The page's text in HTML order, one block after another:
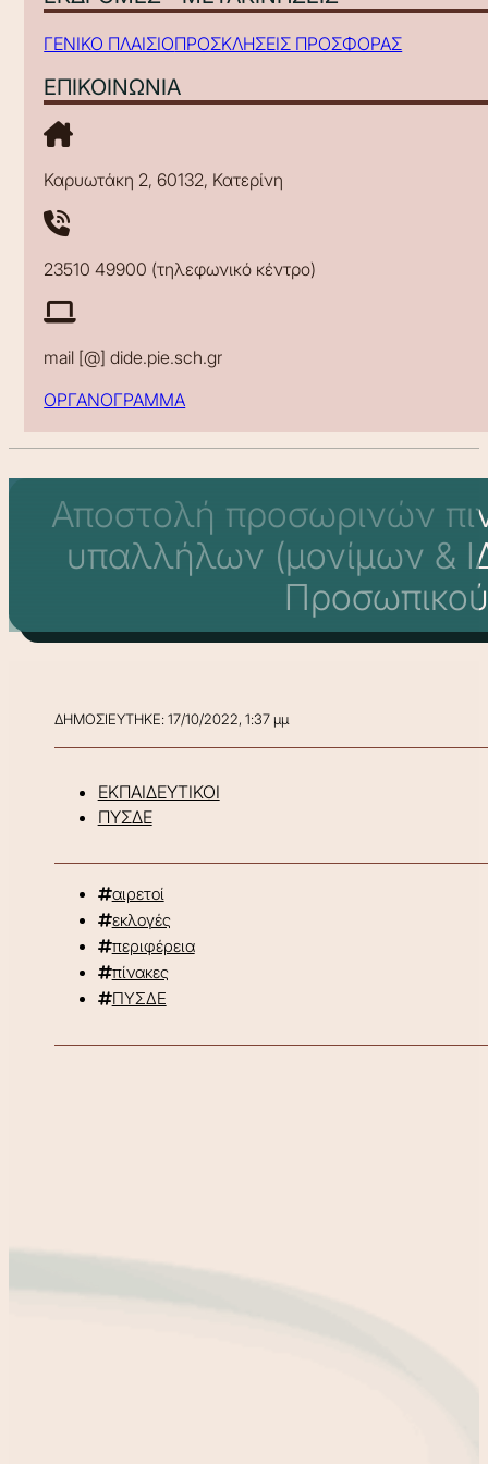
ΓΕΝΙΚΟ ΠΛΑΙΣΙΟΠΡΟΣΚΛΗΣΕΙΣ ΠΡΟΣΦΟΡΑΣ
ΕΠΙΚΟΙΝΩΝΙΑ
Καρυωτάκη 2, 60132, Κατερίνη
23510 49900 (τηλεφωνικό κέντρο)
mail [@] dide.pie.sch.gr
ΟΡΓΑΝΟΓΡΑΜΜΑ
Αποστολή προσωρινών
υπαλλήλων (μονίμων &
ΔΗΜΟΣΙΕΥΤΗΚΕ: 17/10/2022, 1:37 μμ
ΕΚΠΑΙΔΕΥΤΙΚΟΙ
ΠΥΣΔΕ
αιρετοί
εκλογές
περιφέρεια
πίνακες
ΠΥΣΔΕ